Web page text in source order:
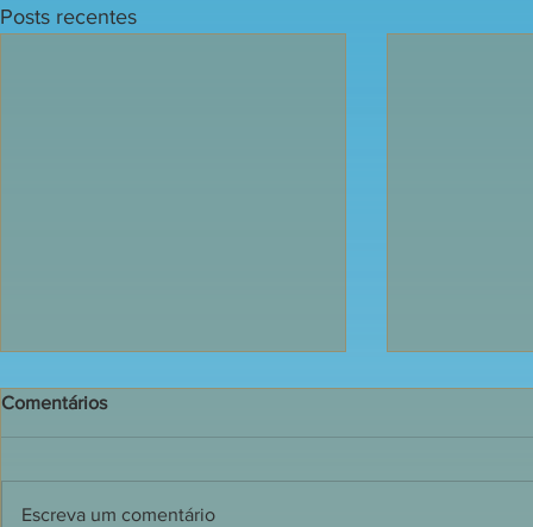
Posts recentes
Comentários
Escreva um comentário